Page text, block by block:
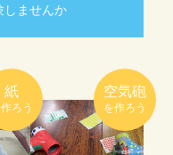
しませんか
紙
ろう
空気砲
を作ろう